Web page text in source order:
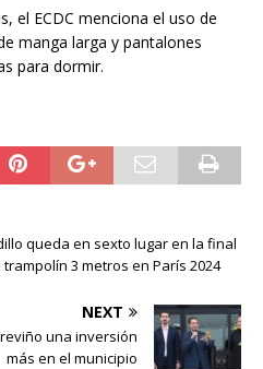
el ECDC menciona el uso de
manga larga y pantalones
para dormir.
queda en sexto lugar en la final
3 metros en París 2024
NEXT
una inversión
más en el municipio